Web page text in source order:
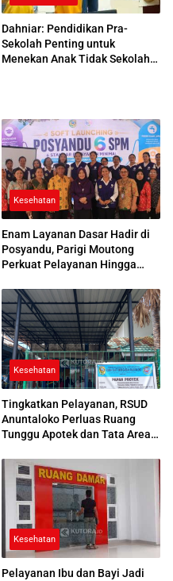
Dahniar: Pendidikan Pra-
Sekolah Penting untuk
Menekan Anak Tidak Sekolah
Kesehatan
Enam Layanan Dasar Hadir di
Posyandu, Parigi Moutong
Perkuat Pelayanan Hingga
Kesehatan
Tingkatkan Pelayanan, RSUD
Anuntaloko Perluas Ruang
Tunggu Apotek dan Tata Area
Kesehatan
Pelayanan Ibu dan Bayi Jadi